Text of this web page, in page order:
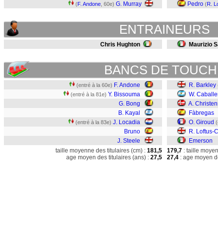
(F. Andone , 60e) G. Murray Pedro (R.
ENTRAINEURS
Chris Hughton Maurizio
BANCS DE
(entré à la 60e) F. Andone
(entré à la 81e) Y. Bissouma
G. Bong
B. Kayal
(entré à la 83e) J. Locadia
Bruno
J. Steele
R. Barkley
W.
A.
Fàbregas
O. Giroud
R. Loftus-
Emerson
taille moyenne des titulaires (cm) : 181,5
age moyen des titulaires (ans) : 27,5
179,7 : taille
27,4 : age moyen